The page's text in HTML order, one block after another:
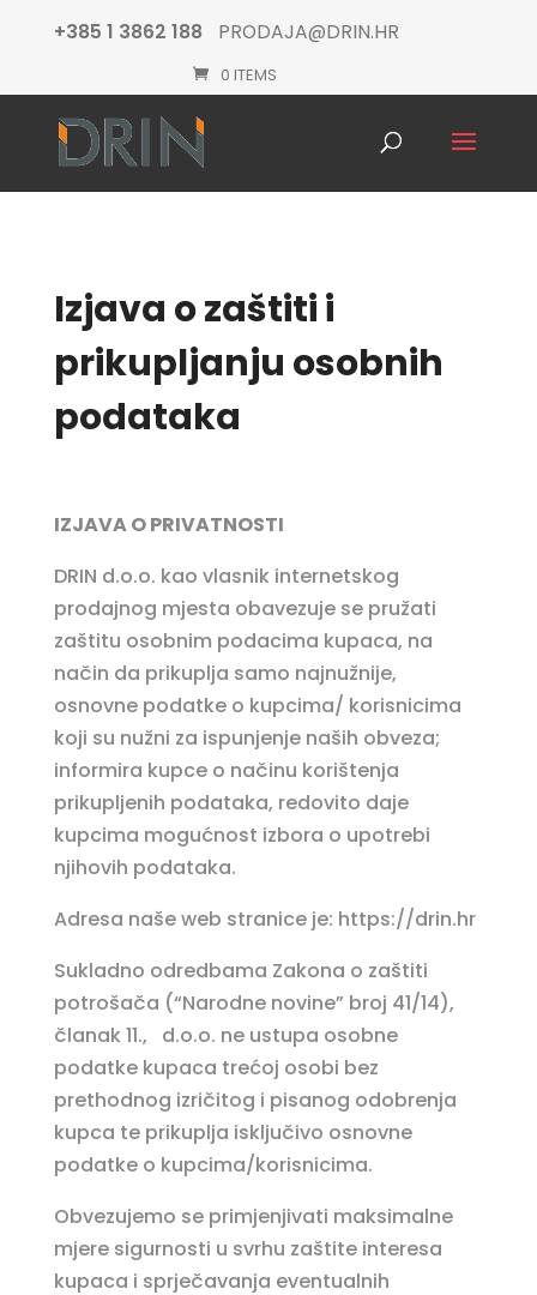
+385 1 3862 188 PRODAJA@DRIN.HR
0 ITEMS
Izjava o zaštiti i
prikupljanju osobnih
podataka
IZJAVA O PRIVATNOSTI
DRIN d.o.o. kao vlasnik internetskog
prodajnog mjesta obavezuje se pružati
zaštitu osobnim podacima kupaca, na
način da prikuplja samo najnužnije,
osnovne podatke o kupcima/ korisnicima
koji su nužni za ispunjenje naših obveza;
informira kupce o načinu korištenja
prikupljenih podataka, redovito daje
kupcima mogućnost izbora o upotrebi
njihovih podataka.
Adresa naše web stranice je: https://drin.hr
Sukladno odredbama Zakona o zaštiti
potrošača (“Narodne novine” broj 41/14),
članak 11., d.o.o. ne ustupa osobne
podatke kupaca trećoj osobi bez
prethodnog izričitog i pisanog odobrenja
kupca te prikuplja isključivo osnovne
podatke o kupcima/korisnicima.
Obvezujemo se primjenjivati maksimalne
mjere sigurnosti u svrhu zaštite interesa
kupaca i sprječavanja eventualnih